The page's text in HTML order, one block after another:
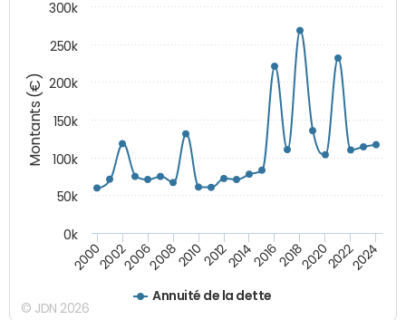
Montants (€)
Annuité de la dette
200020022006200820102012201420162018202020222024
0k
50k
100k
150k
200k
250k
300k
© JDN 2026